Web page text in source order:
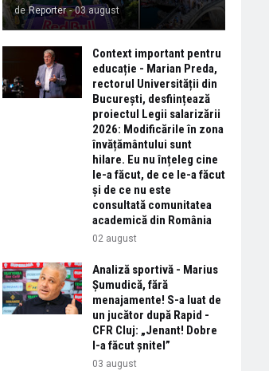
de Reporter - 03 august
Context important pentru
educație - Marian Preda,
rectorul Universității din
București, desființează
proiectul Legii salarizării
2026: Modificările în zona
învățământului sunt
hilare. Eu nu înțeleg cine
le-a făcut, de ce le-a făcut
și de ce nu este
consultată comunitatea
academică din România
02 august
Analiză sportivă - Marius
Șumudică, fără
menajamente! S-a luat de
un jucător după Rapid -
CFR Cluj: „Jenant! Dobre
l-a făcut șnitel”
03 august